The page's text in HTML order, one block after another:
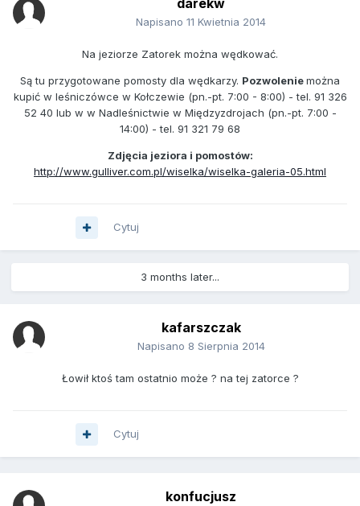
darekw
Napisano 11 Kwietnia 2014
Na jeziorze Zatorek można wędkować.
Są tu przygotowane pomosty dla wędkarzy. Pozwoleniemożna
kupić w leśniczówce w Kołczewie (pn.-pt. 7:00 - 8:00) - tel. 91 326
52 40 lub w w Nadleśnictwie w Międzyzdrojach (pn.-pt. 7:00 -
14:00) - tel. 91 321 79 68
Zdjęcia jeziora i pomostów:
http://www.gulliver.com.pl/wiselka/wiselka-galeria-05.html
Cytuj
3 months later...
kafarszczak
Napisano 8 Sierpnia 2014
Łowił ktoś tam ostatnio może ? na tej zatorce ?
Cytuj
konfucjusz